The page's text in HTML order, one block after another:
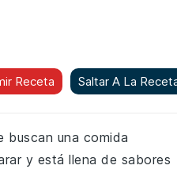
Receta Saltar A La
buscan una comida
y está llena de sabores